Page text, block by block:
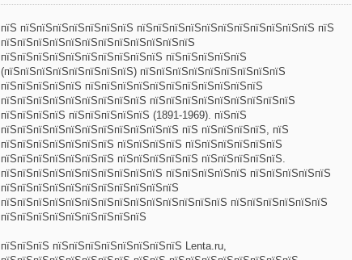
пїЅ пїЅпїЅпїЅпїЅпїЅпїЅпїЅ пїЅпїЅпїЅпїЅпїЅпїЅпїЅпїЅпїЅпїЅпїЅ пїЅ
пїЅпїЅпїЅпїЅпїЅпїЅпїЅпїЅпїЅпїЅпїЅпїЅ
пїЅпїЅпїЅпїЅпїЅпїЅпїЅпїЅпїЅпїЅ пїЅпїЅпїЅпїЅпїЅ
(пїЅпїЅпїЅпїЅпїЅпїЅпїЅпїЅ) пїЅпїЅпїЅпїЅпїЅпїЅпїЅпїЅпїЅ
пїЅпїЅпїЅпїЅпїЅ пїЅпїЅпїЅпїЅпїЅпїЅпїЅпїЅпїЅпїЅпїЅ
пїЅпїЅпїЅпїЅпїЅпїЅпїЅпїЅпїЅ пїЅпїЅпїЅпїЅпїЅпїЅпїЅпїЅпїЅ
пїЅпїЅпїЅпїЅ пїЅпїЅпїЅпїЅпїЅ (1891-1969). пїЅпїЅ
пїЅпїЅпїЅпїЅпїЅпїЅпїЅпїЅпїЅпїЅпїЅ пїЅ пїЅпїЅпїЅпїЅ, пїЅ
пїЅпїЅпїЅпїЅпїЅпїЅпїЅ пїЅпїЅпїЅпїЅ пїЅпїЅпїЅпїЅпїЅпїЅ
пїЅпїЅпїЅпїЅпїЅпїЅпїЅ пїЅпїЅпїЅпїЅпїЅ пїЅпїЅпїЅпїЅпїЅ.
пїЅпїЅпїЅпїЅпїЅпїЅпїЅпїЅпїЅпїЅ пїЅпїЅпїЅпїЅпїЅ пїЅпїЅпїЅпїЅпїЅ
пїЅпїЅпїЅпїЅпїЅпїЅпїЅпїЅпїЅпїЅпїЅ
пїЅпїЅпїЅпїЅпїЅпїЅпїЅпїЅпїЅпїЅпїЅпїЅпїЅпїЅ пїЅпїЅпїЅпїЅпїЅпїЅ
пїЅпїЅпїЅпїЅпїЅпїЅпїЅпїЅпїЅ
пїЅпїЅпїЅ пїЅпїЅпїЅпїЅпїЅпїЅпїЅпїЅ Lenta.ru,